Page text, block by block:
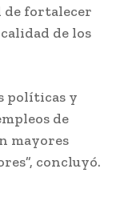
de fortalecer
de los
políticas y
de
mayores
concluyó.